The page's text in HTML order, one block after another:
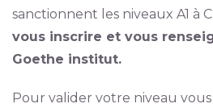
sanctionnent les niveaux A1 à
vous inscrire et vous
Goethe institut.
Pour valider votre niveau